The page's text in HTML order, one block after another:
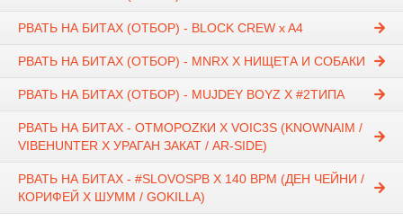
РВАТЬ НА БИТАХ (ОТБОР) - BLOCK CREW x A4
РВАТЬ НА БИТАХ (ОТБОР) - MNRX Х НИЩЕТА И СОБАКИ
РВАТЬ НА БИТАХ (ОТБОР) - MUJDEY BOYZ X #2ТИПА
РВАТЬ НА БИТАХ - ОТМОРОZКИ Х VOIC3S (KNOWNAIM /
VIBEHUNTER Х УРАГАН ЗАКАТ / AR-SIDE)
РВАТЬ НА БИТАХ - #SLOVOSPB Х 140 BPM (ДЕН ЧЕЙНИ /
КОРИФЕЙ Х ШУММ / GOKILLA)